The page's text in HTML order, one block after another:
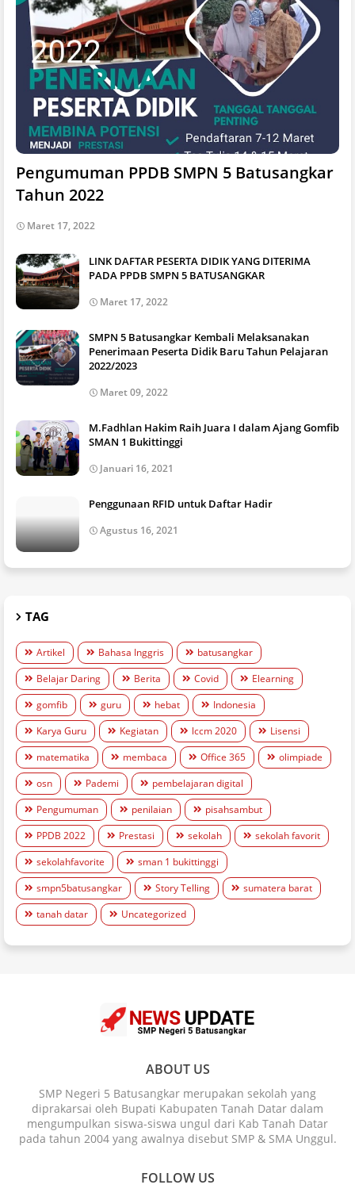
Pengumuman PPDB SMPN 5 Batusangkar
Tahun 2022
Maret 17, 2022
LINK DAFTAR PESERTA DIDIK YANG DITERIMA
PADA PPDB SMPN 5 BATUSANGKAR
Maret 17, 2022
SMPN 5 Batusangkar Kembali Melaksanakan
Penerimaan Peserta Didik Baru Tahun Pelajaran
2022/2023
Maret 09, 2022
M.Fadhlan Hakim Raih Juara I dalam Ajang Gomfib
SMAN 1 Bukittinggi
Januari 16, 2021
Penggunaan RFID untuk Daftar Hadir
Agustus 16, 2021
TAG
Artikel Bahasa Inggris
batusangkar
Belajar Daring
Berita Covid
Elearning
gomfib
guru hebat
Indonesia
Karya Guru
Kegiatan lccm 2020
Lisensi
matematika
membaca Office 365
olimpiade
osn
Pademi
pembelajaran digital
Pengumuman
penilaian
pisahsambut
PPDB 2022
Prestasi sekolah
sekolah favorit
sekolahfavorite
sman 1 bukittinggi
smpn5batusangkar
Story Telling
sumatera barat
tanah datar
Uncategorized
ABOUT US
SMP Negeri 5 Batusangkar merupakan sekolah yang
diprakarsai oleh Bupati Kabupaten Tanah Datar dalam
mengumpulkan siswa-siswa ungul dari Kab Tanah Datar
pada tahun 2004 yang awalnya disebut SMP & SMA Unggul.
FOLLOW US